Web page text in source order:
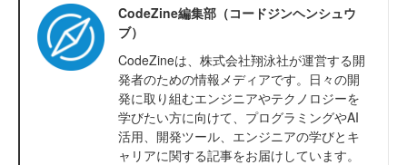
CodeZine編集部（コードジンヘンシュウ
ブ）
CodeZineは、株式会社翔泳社が運営する開
発者のための情報メディアです。日々の開
発に取り組むエンジニアやテクノロジーを
学びたい方に向けて、プログラミングやAI
活用、開発ツール、エンジニアの学びとキ
ャリアに関する記事をお届けしています。